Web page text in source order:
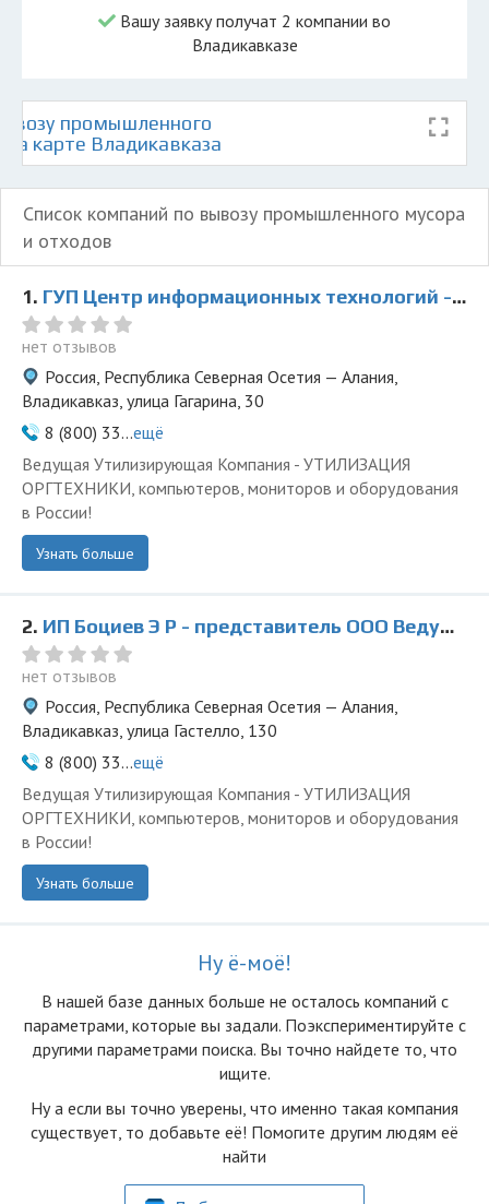
Вашу заявку получат 2 компании во
Владикавказе
промышленного
карте Владикавказа
Список компаний по вывозу промышленного мусора
и отходов
1. ГУП Центр информационных технологий - представитель ООО Ведущая Утилизирующая Компания
нет отзывов
Россия, Республика Северная Осетия — Алания,
Владикавказ, улица Гагарина, 30
8 (800) 33...ещё
Ведущая Утилизирующая Компания - УТИЛИЗАЦИЯ
ОРГТЕХНИКИ, компьютеров, мониторов и оборудования
в России!
Узнать больше
2. ИП Боциев Э Р - представитель ООО Ведущая Утилизирующая Компания
нет отзывов
Россия, Республика Северная Осетия — Алания,
Владикавказ, улица Гастелло, 130
8 (800) 33...ещё
Ведущая Утилизирующая Компания - УТИЛИЗАЦИЯ
ОРГТЕХНИКИ, компьютеров, мониторов и оборудования
в России!
Узнать больше
Ну ё-моё!
В нашей базе данных больше не осталоcь компаний с
параметрами, которые вы задали. Поэкспериментируйте с
другими параметрами поиска. Вы точно найдете то, что
ищите.
Ну а если вы точно уверены, что именно такая компания
существует, то добавьте её! Помогите другим людям её
найти